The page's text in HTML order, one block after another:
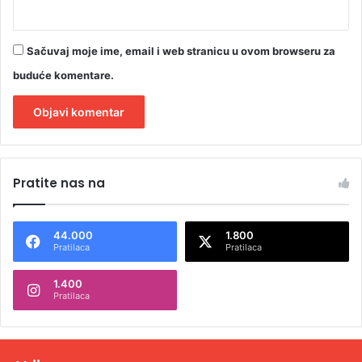
Sačuvaj moje ime, email i web stranicu u ovom browseru za
buduće komentare.
t
n
t
v
Pratite nas na
44.000
Pratilaca
1.800
Pratilaca
1.400
Pratilaca